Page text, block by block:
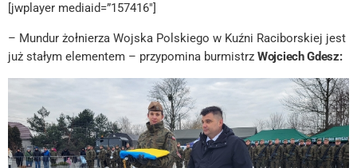
[jwplayer mediaid=”157416″]
– Mundur żołnierza Wojska Polskiego w Kuźni Raciborskiej jest
już stałym elementem – przypomina burmistrz Wojciech Gdesz: